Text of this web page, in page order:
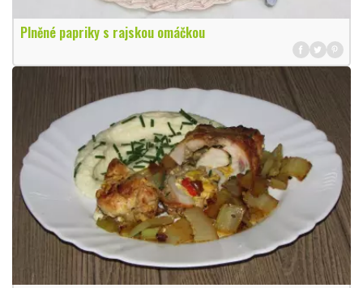
Plněné papriky s rajskou omáčkou